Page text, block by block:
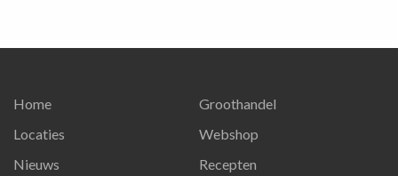
Home
Locaties
Nieuws
Groothandel
Webshop
Recepten